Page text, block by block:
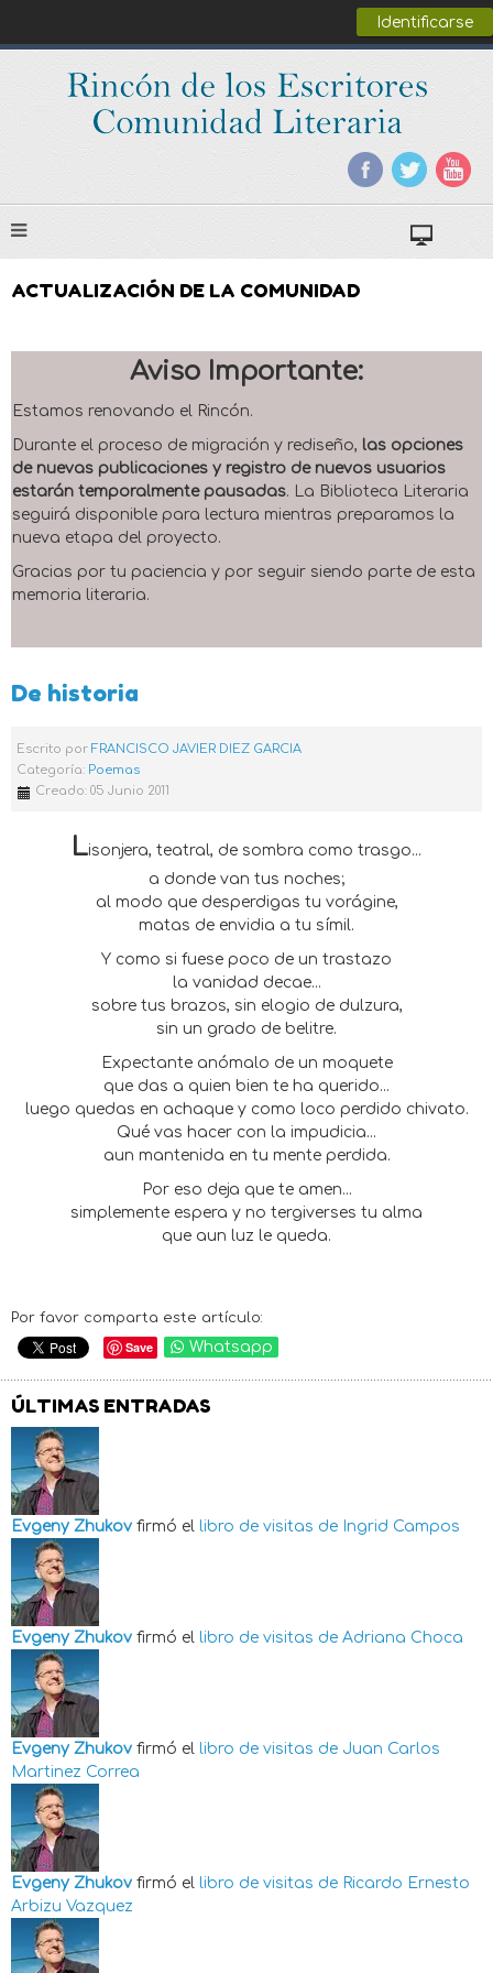
Identificarse
ACTUALIZACIÓN DE LA COMUNIDAD
Aviso Importante:
Estamos renovando el Rincón.
Durante el proceso de migración y rediseño, las opciones
de nuevas publicaciones y registro de nuevos usuarios
estarán temporalmente pausadas. La Biblioteca Literaria
seguirá disponible para lectura mientras preparamos la
nueva etapa del proyecto.
Gracias por tu paciencia y por seguir siendo parte de esta
memoria literaria.
De historia
Escrito por FRANCISCO JAVIER DIEZ GARCIA
Categoría: Poemas
Creado: 05 Junio 2011
Lisonjera, teatral, de sombra como trasgo...
a donde van tus noches;
al modo que desperdigas tu vorágine,
matas de envidia a tu símil.
Y como si fuese poco de un trastazo
la vanidad decae...
sobre tus brazos, sin elogio de dulzura,
sin un grado de belitre.
Expectante anómalo de un moquete
que das a quien bien te ha querido...
luego quedas en achaque y como loco perdido chivato.
Qué vas hacer con la impudicia...
aun mantenida en tu mente perdida.
Por eso deja que te amen...
simplemente espera y no tergiverses tu alma
que aun luz le queda.
Por favor comparta este artículo:
Save Whatsapp
ÚLTIMAS ENTRADAS
Evgeny Zhukov firmó el libro de visitas de Ingrid Campos
Evgeny Zhukov firmó el libro de visitas de Adriana Choca
Evgeny Zhukov firmó el libro de visitas de Juan Carlos
Martinez Correa
Evgeny Zhukov firmó el libro de visitas de Ricardo Ernesto
Arbizu Vazquez